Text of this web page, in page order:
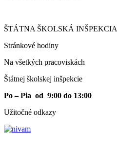
ŠTÁTNA ŠKOLSKÁ INŠPEKCIA
Stránkové hodiny​
Na všetkých pracoviskách
Štátnej školskej inšpekcie
Po – Pia od 9:00 do 13:00
Užitočné odkazy